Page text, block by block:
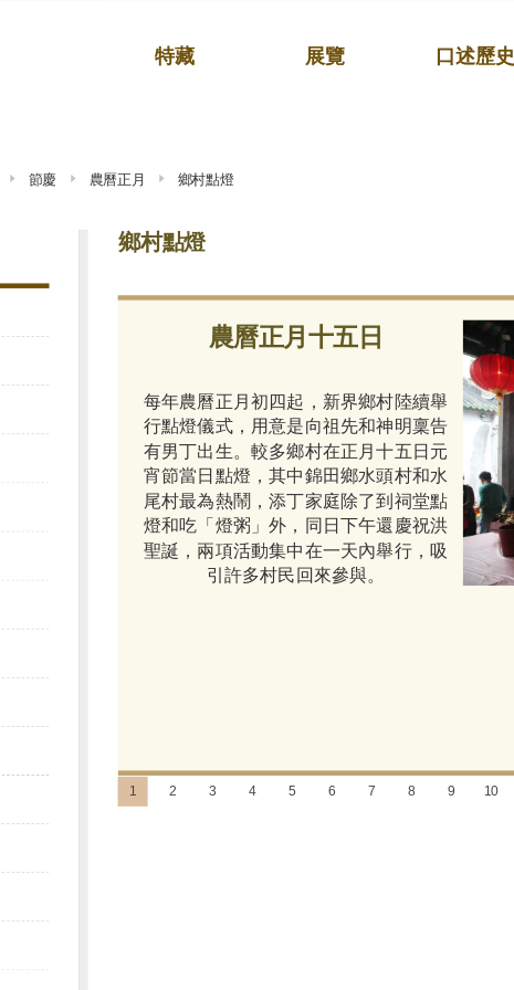
特藏 展覽 口述歷史
節慶 農曆正月 鄉村點燈
鄉村點燈
農曆正月十五日
每年農曆正月初四起，新界鄉村陸續舉
行點燈儀式，用意是向祖先和神明稟告
有男丁出生。較多鄉村在正月十五日元
宵節當日點燈，其中錦田鄉水頭村和水
尾村最為熱鬧，添丁家庭除了到祠堂點
燈和吃「燈粥」外，同日下午還慶祝洪
聖誕，兩項活動集中在一天內舉行，吸
引許多村民回來參與。
1 2 3 4 5 6 7 8 9 10